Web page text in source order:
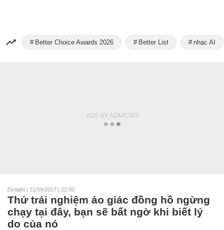
Better Choice Awards 2026 Better List nhạc AI
Zknight | 21/09/2017 | 22:00
Thử trải nghiệm ảo giác đồng hồ ngừng
chạy tại đây, bạn sẽ bất ngờ khi biết lý
do của nó